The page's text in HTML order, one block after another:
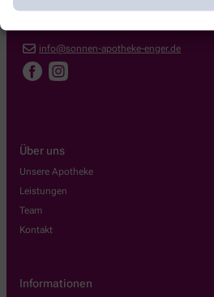
info@sonnen-apotheke-enger.de
Über uns
Unsere Apotheke
Leistungen
Team
Kontakt
Informationen